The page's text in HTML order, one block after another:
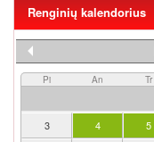
Renginių kalendorius
Pi An Tr
3
4 5